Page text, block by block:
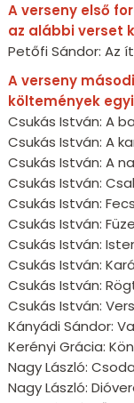
A verseny első
az alábbi verset
Petőfi Sándor: Az
A verseny
költemények
Csukás István: A
Csukás István: A
Csukás István: A
Csukás István:
Csukás István:
Csukás István:
Csukás István:
Csukás István:
Csukás István:
Csukás István:
Kányádi Sándor:
Kerényi Grácia:
Nagy László:
Nagy László: